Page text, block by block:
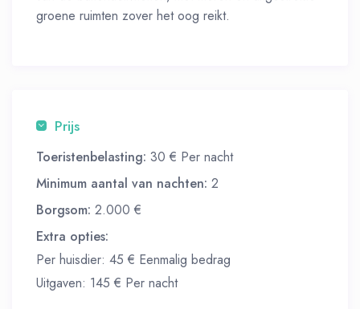
groene ruimten zover het oog reikt.
Prijs
Toeristenbelasting: 30 € Per nacht
Minimum aantal van nachten: 2
Borgsom: 2.000 €
Extra opties:
Per huisdier: 45 € Eenmalig bedrag
Uitgaven: 145 € Per nacht